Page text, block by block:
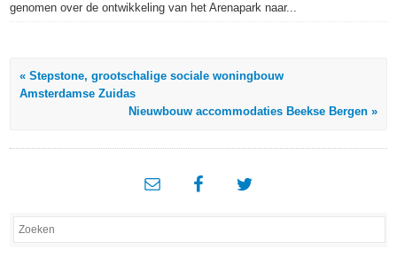
genomen over de ontwikkeling van het Arenapark naar...
« Stepstone, grootschalige sociale woningbouw
Amsterdamse Zuidas
Nieuwbouw accommodaties Beekse Bergen »